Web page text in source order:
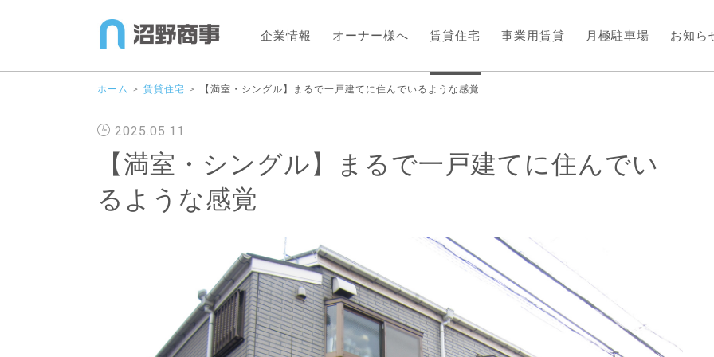
企業情報 オーナー様へ 賃貸住宅 事業用賃貸 月極駐車場 お知ら
ホーム ＞ 賃貸住宅 ＞ 【満室・シングル】まるで一戸建てに住んでいるような感覚
2025.05.11
【満室・シングル】まるで一戸建てに住んでい
るような感覚